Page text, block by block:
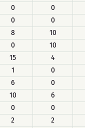
0
0
0
0
8
10
0
10
15
4
1
0
6
0
10
6
0
0
2
2